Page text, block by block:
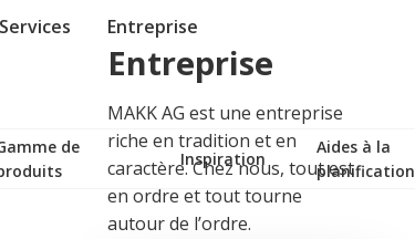
Services Entreprise
Entreprise
MAKK AG est une entreprise
riche en tradition et en
caractère. Chez nous, tout est
en ordre et tout tourne
autour de l’ordre.
de
Inspiration
Aides à la
planification